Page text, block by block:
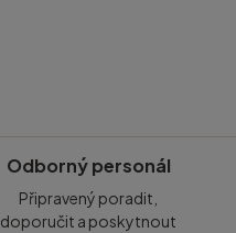
Odborný personál
Připravený poradit,
doporučit a poskytnout